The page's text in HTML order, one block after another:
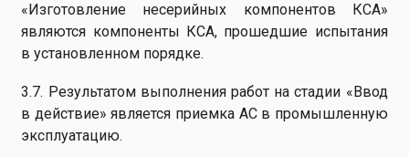
«Изготовление несерийных компонентов КСА»
являются компоненты КСА, прошедшие испытания
в установленном порядке.
3.7. Результатом выполнения работ на стадии «Ввод
в действие» является приемка АС в промышленную
эксплуатацию.